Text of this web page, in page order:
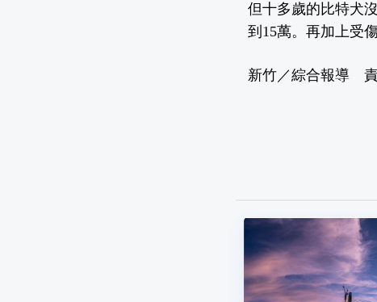
但十多歲的比特犬
到15萬。再加上受
新竹／綜合報導